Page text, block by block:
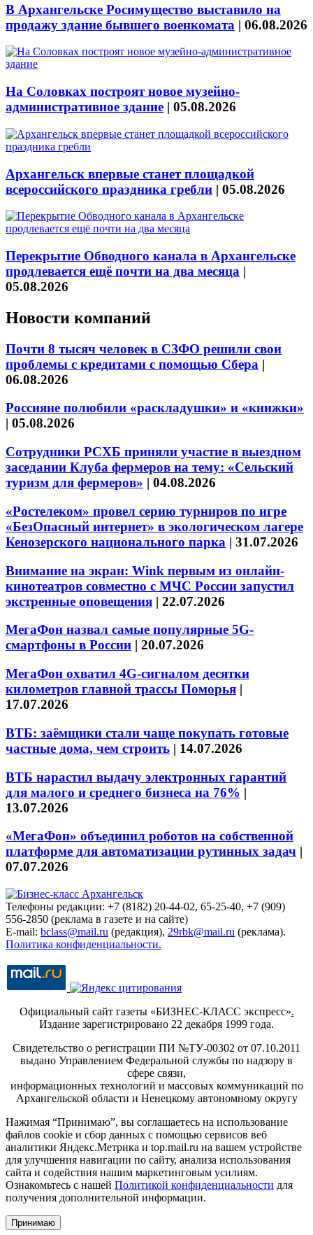
В Архангельске Росимущество выставило на
продажу здание бывшего военкомата | 06.08.2026
На Соловках построят новое музейно-
административное здание | 05.08.2026
Архангельск впервые станет площадкой
всероссийского праздника гребли | 05.08.2026
Перекрытие Обводного канала в Архангельске
продлевается ещё почти на два месяца |
05.08.2026
Новости компаний
Почти 8 тысяч человек в СЗФО решили свои
проблемы с кредитами с помощью Сбера |
06.08.2026
Россияне полюбили «раскладушки» и «книжки»
| 05.08.2026
Сотрудники РСХБ приняли участие в выездном
заседании Клуба фермеров на тему: «Сельский
туризм для фермеров» | 04.08.2026
«Ростелеком» провел серию турниров по игре
«БезОпасный интернет» в экологическом лагере
Кенозерского национального парка | 31.07.2026
Внимание на экран: Wink первым из онлайн-
кинотеатров совместно с МЧС России запустил
экстренные оповещения | 22.07.2026
МегаФон назвал самые популярные 5G-
смартфоны в России | 20.07.2026
МегаФон охватил 4G-сигналом десятки
километров главной трассы Поморья |
17.07.2026
ВТБ: заёмщики стали чаще покупать готовые
частные дома, чем строить | 14.07.2026
ВТБ нарастил выдачу электронных гарантий
для малого и среднего бизнеса на 76% |
13.07.2026
«МегаФон» объединил роботов на собственной
платформе для автоматизации рутинных задач |
07.07.2026
Телефоны редакции: +7 (8182) 20-44-02, 65-25-40, +7 (909)
556-2850 (реклама в газете и на сайте)
E-mail: bclass@mail.ru (редакция), 29rbk@mail.ru (реклама).
Политика конфиденциальности.
Официальный сайт газеты «БИЗНЕС-КЛАСС экспресс».
Издание зарегистрировано 22 декабря 1999 года.
Свидетельство о регистрации ПИ №ТУ-00302 от 07.10.2011
выдано Управлением Федеральной службы по надзору в
сфере связи,
информационных технологий и массовых коммуникаций по
Архангельской области и Ненецкому автономному округу
Нажимая “Принимаю”, вы соглашаетесь на использование
файлов cookie и сбор данных с помощью сервисов веб
аналитики Яндекс.Метрика и top.mail.ru на вашем устройстве
для улучшения навигации по сайту, анализа использования
сайта и содействия нашим маркетинговым усилиям.
Ознакомьтесь с нашей Политикой конфиденциальности для
получения дополнительной информации.
Принимаю